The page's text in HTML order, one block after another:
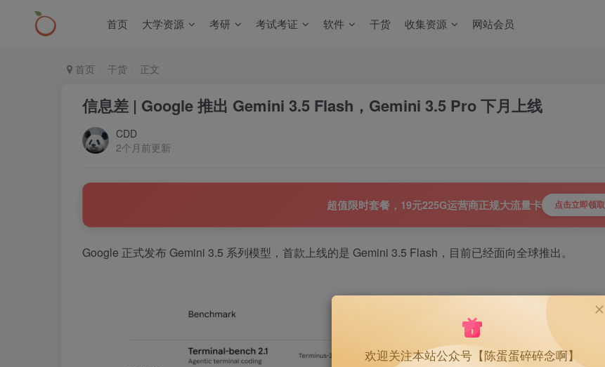
首页 大学资源 考研 考试考证 软件 干货 收集资源 网站会员
首页 干货 正文
信息差 | Google 推出 Gemini 3.5 Flash，Gemini 3.5 Pro 下月上线
CDD
2个月前更新
超值限时套餐，19元225G运营商正规大流量卡 点击立即领取
Google 正式发布 Gemini 3.5 系列模型，首款上线的是 Gemini 3.5 Flash，目前已经面向全球推出。
欢迎关注本站公众号【陈蛋蛋碎碎念啊】